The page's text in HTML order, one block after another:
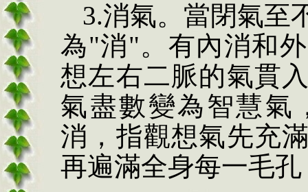
3.消氣。當閉氣至
為"消"。有內消和
想左右二脈的氣貫
氣盡數變為智慧氣
消，指觀想氣先充
再遍滿全身每一毛